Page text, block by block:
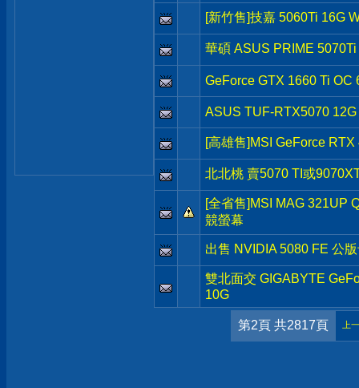
[新竹售]技嘉 5060Ti 16G
華碩 ASUS PRIME 5070Ti
GeForce GTX 1660 Ti OC
ASUS TUF-RTX5070 12G
[高雄售]MSI GeForce
北北桃 賣5070 TI或
[全省售]MSI MAG 321UP
競螢幕
出售 NVIDIA 5080 FE 公
雙北面交 GIGABYTE
10G
第2頁 共2817頁 上